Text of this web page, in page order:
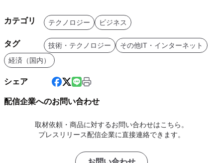
カテゴリ テクノロジー ビジネス
タグ 技術・テクノロジー
その他IT・インターネット
経済（国内）
シェア
配信企業へのお問い合わせ
取材依頼・商品に対するお問い合わせはこちら。
プレスリリース配信企業に直接連絡できます。